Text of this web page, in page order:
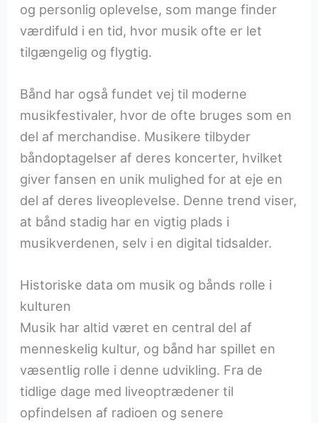
og personlig oplevelse, som mange finder
værdifuld i en tid, hvor musik ofte er let
tilgængelig og flygtig.
Bånd har også fundet vej til moderne
musikfestivaler, hvor de ofte bruges som en
del af merchandise. Musikere tilbyder
båndoptagelser af deres koncerter, hvilket
giver fansen en unik mulighed for at eje en
del af deres liveoplevelse. Denne trend viser,
at bånd stadig har en vigtig plads i
musikverdenen, selv i en digital tidsalder.
Historiske data om musik og bånds rolle i
kulturen
Musik har altid været en central del af
menneskelig kultur, og bånd har spillet en
væsentlig rolle i denne udvikling. Fra de
tidlige dage med liveoptrædener til
opfindelsen af radioen og senere